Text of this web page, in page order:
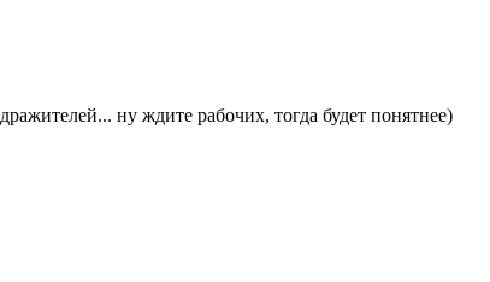
ну ждите рабочих, тогда будет понятнее)